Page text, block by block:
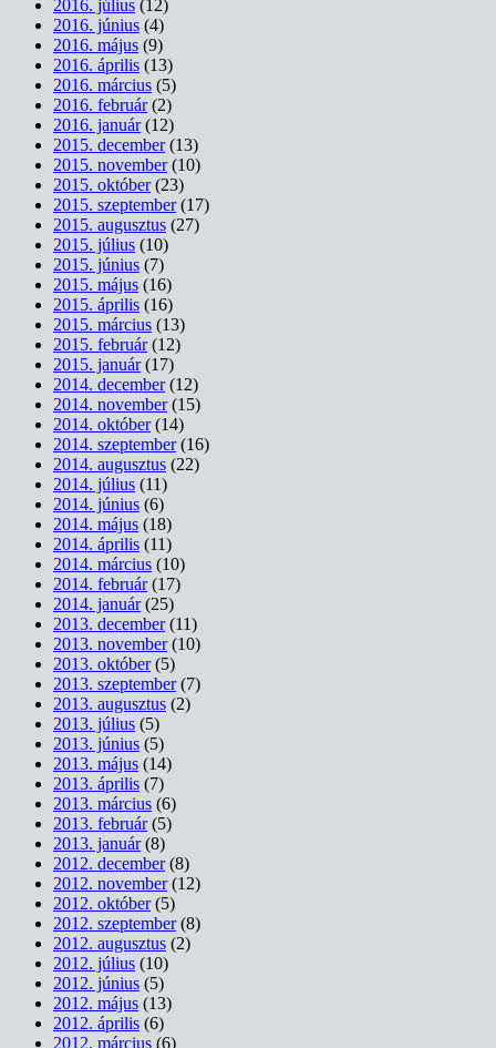
2016. július (12)
2016. június (4)
2016. május (9)
2016. április (13)
2016. március (5)
2016. február(2)
2016. január(12)
2015. december(13)
2015. november(10)
2015. október(23)
2015. szeptember(17)
2015. augusztus (27)
2015. július (10)
2015. június (7)
2015. május (16)
2015. április (16)
2015. március (13)
2015. február(12)
2015. január(17)
2014. december(12)
2014. november(15)
2014. október(14)
2014. szeptember(16)
2014. augusztus (22)
2014. július (11)
2014. június (6)
2014. május (18)
2014. április (11)
2014. március (10)
2014. február(17)
2014. január(25)
2013. december(11)
2013. november(10)
2013. október(5)
2013. szeptember(7)
2013. augusztus (2)
2013. július (5)
2013. június (5)
2013. május (14)
2013. április (7)
2013. március (6)
2013. február(5)
2013. január(8)
2012. december(8)
2012. november(12)
2012. október(5)
2012. szeptember(8)
2012. augusztus (2)
2012. július (10)
2012. június (5)
2012. május (13)
2012. április (6)
2012. március (6)